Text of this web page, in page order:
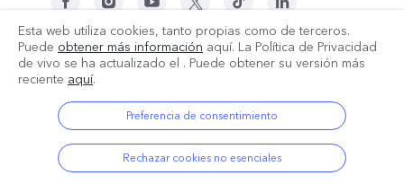
España | Seleccione país/región
reservados.
Política de privacidad | Política de cookies | Soporte de privacidad
Esta web utiliza cookies, tanto propias como de terceros.
Puede obtener más información aquí. La Política de Privacidad
de vivo se ha actualizado el . Puede obtener su versión más
reciente aquí.
Preferencia de consentimiento
Rechazar cookies no esenciales